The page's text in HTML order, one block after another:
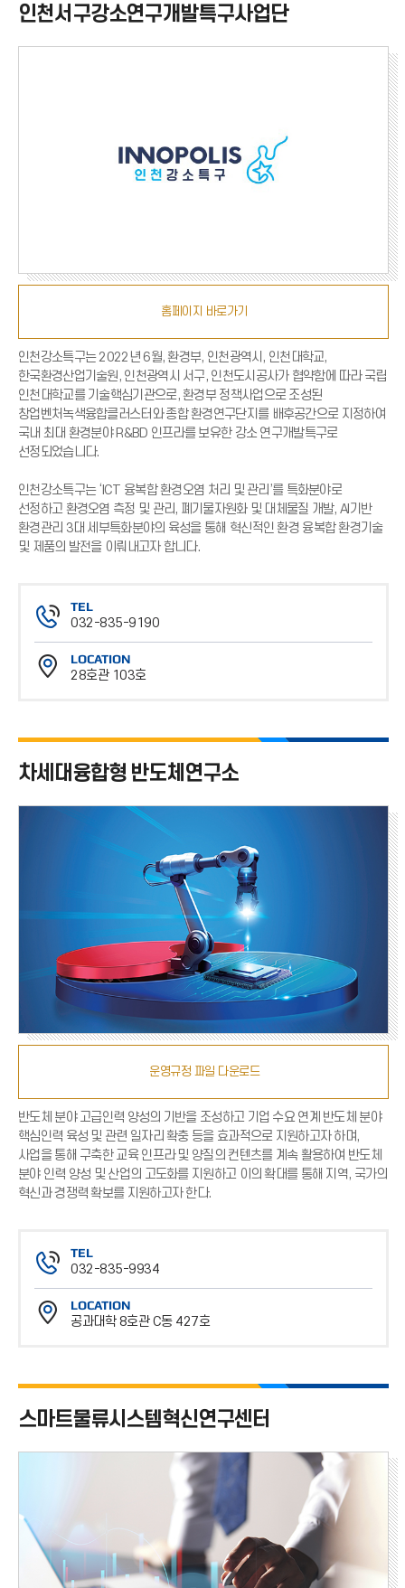
홈페이지 바로가기
인천서구강소연구개발특구사업단
인천강소특구는 2022년 6월, 환경부, 인천광역시, 인천대학교,
한국환경산업기술원, 인천광역시 서구, 인천도시공사가 협약함에 따라 국립
인천대학교를 기술핵심기관으로, 환경부 정책사업으로 조성된
창업벤처녹색융합클러스터와 종합 환경연구단지를 배후공간으로 지정하여
국내 최대 환경분야 R&BD 인프라를 보유한 강소 연구개발특구로
선정되었습니다.
인천강소특구는 ‘ICT 융복합 환경오염 처리 및 관리’를 특화분야로
선정하고 환경오염 측정 및 관리, 폐기물자원화 및 대체물질 개발, AI기반
환경관리 3대 세부특화분야의 육성을 통해 혁신적인 환경 융복합 환경기술
및 제품의 발전을 이뤄내고자 합니다.
TEL
032-835-9190
전
화
번
LOCATION
28호관 103호
운영규정 파일 다운로드
차세대융합형 반도체연구소
반도체 분야 고급인력 양성의 기반을 조성하고 기업 수요 연계 반도체 분야
핵심인력 육성 및 관련 일자리 확충 등을 효과적으로 지원하고자 하며,
사업을 통해 구축한 교육 인프라 및 양질의 컨텐츠를 계속 활용하여 반도체
분야 인력 양성 및 산업의 고도화를 지원하고 이의 확대를 통해 지역, 국가의
혁신과 경쟁력 확보를 지원하고자 한다.
TEL
032-835-9934
전
화
번
LOCATION
공과대학 8호관 C동 427호
스마트물류시스템혁신연구센터